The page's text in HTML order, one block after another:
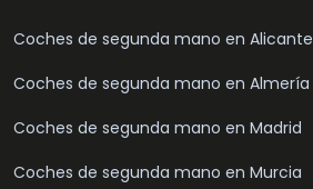
Coches de segunda mano en Alicante
Coches de segunda mano en Almería
Coches de segunda mano en Madrid
Coches de segunda mano en Murcia